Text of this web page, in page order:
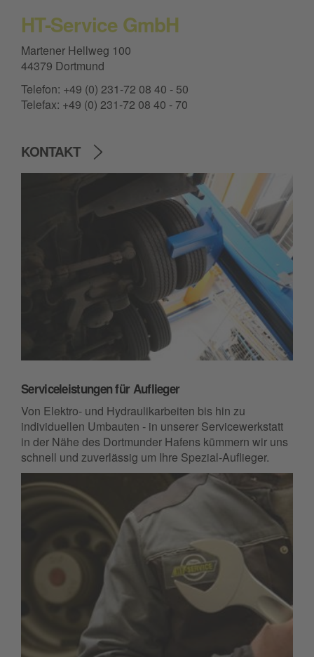
HT-Service GmbH
Martener Hellweg 100
44379 Dortmund
Telefon: +49 (0) 231-72 08 40 - 50
Telefax: +49 (0) 231-72 08 40 - 70
KONTAKT
Serviceleistungen für Auflieger
Von Elektro- und Hydraulikarbeiten bis hin zu
individuellen Umbauten - in unserer Servicewerkstatt
in der Nähe des Dortmunder Hafens kümmern wir uns
schnell und zuverlässig um Ihre Spezial-Auflieger.